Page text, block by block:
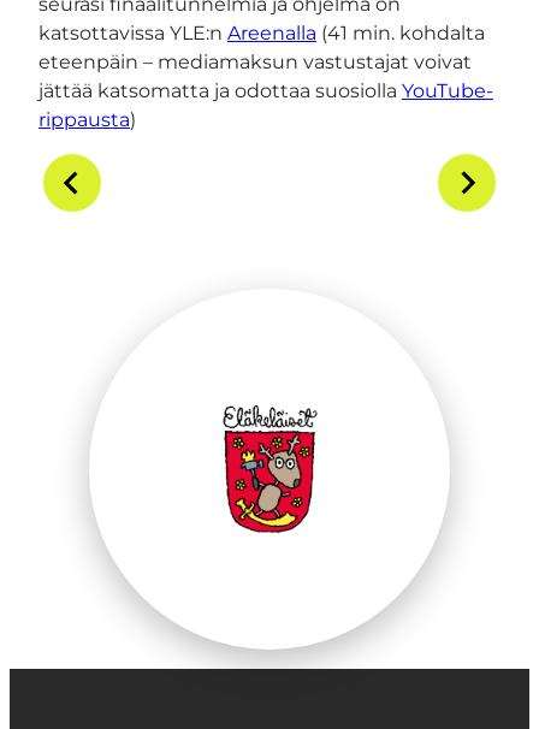
katsottavissa YLE:n Areenalla (41 min. kohdalta
eteenpäin – mediamaksun vastustajat voivat
jättää katsomatta ja odottaa suosiolla YouTube-
rippausta)